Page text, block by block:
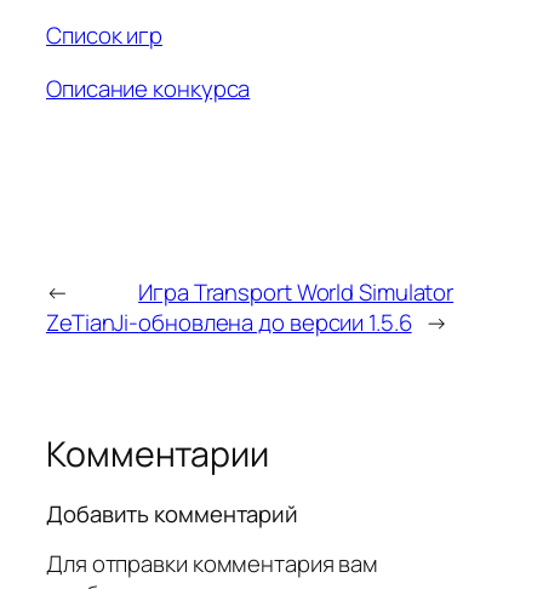
Список игр
Описание конкурса
←
ZeTianJi-
Игра Transport World Simulator
обновлена до версии 1.5.6 →
Комментарии
Добавить комментарий
Для отправки комментария вам